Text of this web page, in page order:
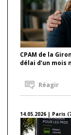
CPAM de la
délai d’un
Réagir
14.05.2026 | Paris